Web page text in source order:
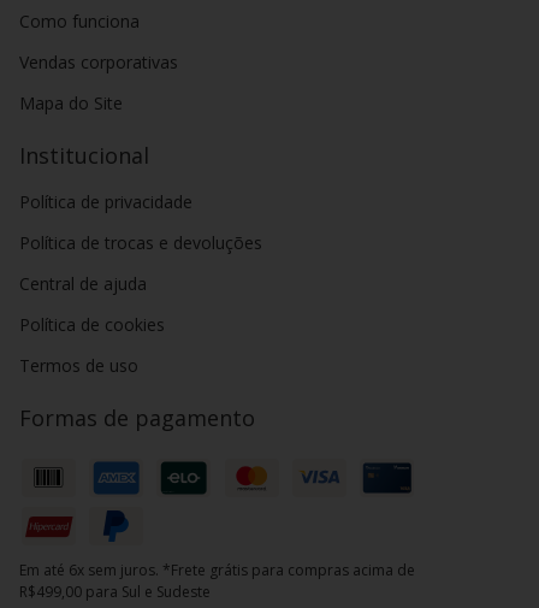
Como funciona
Vendas corporativas
Mapa do Site
Institucional
Política de privacidade
Política de trocas e devoluções
Central de ajuda
Política de cookies
Termos de uso
Formas de pagamento
Em até 6x sem juros. *Frete grátis para compras acima de
R$499,00 para Sul e Sudeste